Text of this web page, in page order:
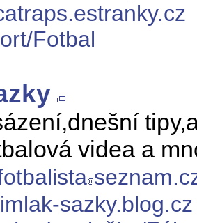
Fotbal
videa a
sazky.blog.cz